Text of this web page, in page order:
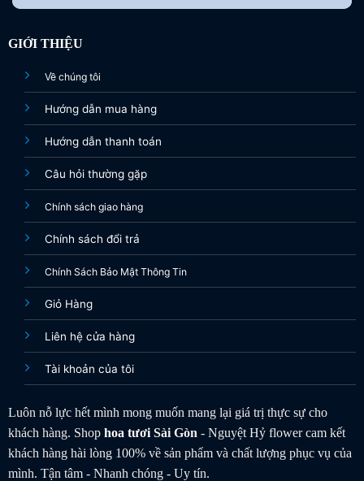
GIỚI THIỆU
Về chúng tôi
Hướng dẫn mua hàng
Hướng dẫn thanh toán
Câu hỏi thường gặp
Chính sách giao hàng
Chính sách đổi trả
Chính Sách Bảo Mật Thông Tin
Giỏ Hàng
Liên hệ cửa hàng
Tài khoản của tôi
Luôn nỗ lực hết mình mong muốn mang lại giá trị thực sự cho
khách hàng. Shop hoa tươiSài Gòn - Nguyệt Hỷ flower cam kết
khách hàng hài lòng 100% về sản phẩm và chất lượng phục vụ của
mình. Tận tâm - Nhanh chóng - Uy tín.